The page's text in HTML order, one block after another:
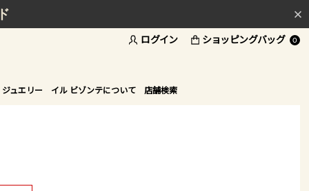
ログイン ショッピングバッグ 0
ュエリー イル ビゾンテについて 店舗検索